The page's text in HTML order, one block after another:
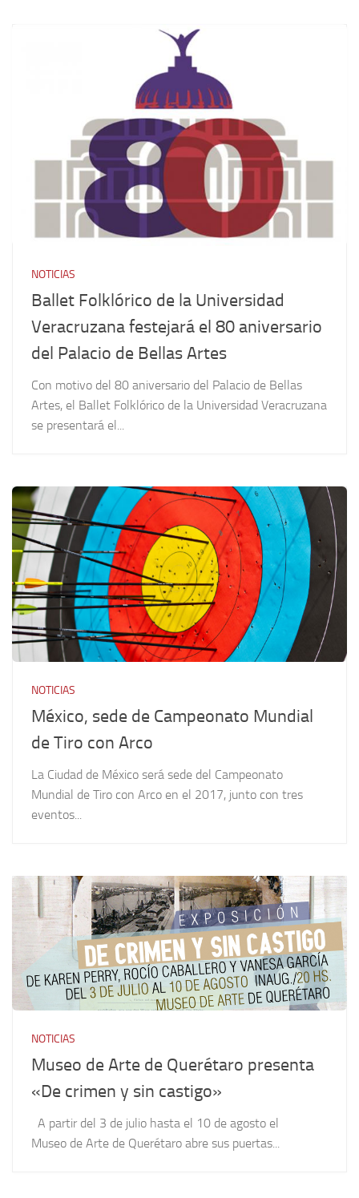
NOTICIAS
Ballet Folklórico de la Universidad
Veracruzana festejará el 80 aniversario
del Palacio de Bellas Artes
Con motivo del 80 aniversario del Palacio de Bellas
Artes, el Ballet Folklórico de la Universidad Veracruzana
se presentará el...
NOTICIAS
México, sede de Campeonato Mundial
de Tiro con Arco
La Ciudad de México será sede del Campeonato
Mundial de Tiro con Arco en el 2017, junto con tres
eventos...
NOTICIAS
Museo de Arte de Querétaro presenta
«De crimen y sin castigo»
A partir del 3 de julio hasta el 10 de agosto el
Museo de Arte de Querétaro abre sus puertas...